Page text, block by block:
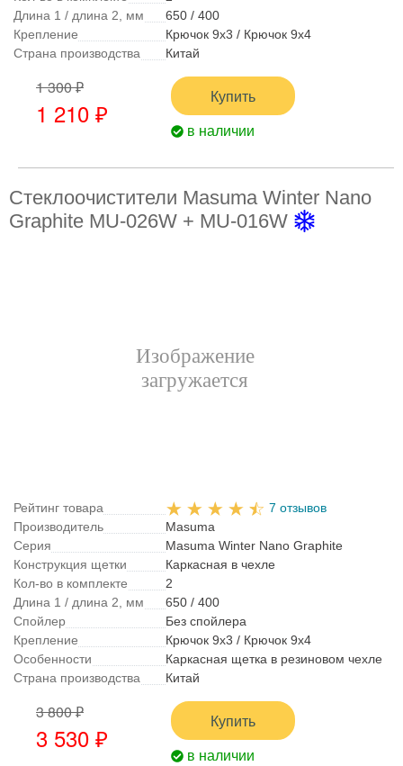
Длина 1 / длина 2, мм
650 / 400
Крепление
Крючок 9x3 / Крючок 9x4
Страна производства
Китай
1 300 ₽
1 210 ₽
Купить
в наличии
Стеклоочистители Masuma Winter Nano
Graphite MU-026W + MU-016W
Рейтинг товара
7 отзывов
Производитель
Masuma
Серия
Masuma Winter Nano Graphite
Конструкция щетки
Каркасная в чехле
Кол-во в комплекте
2
Длина 1 / длина 2, мм
650 / 400
Спойлер
Без спойлера
Крепление
Крючок 9x3 / Крючок 9x4
Особенности
Каркасная щетка в резиновом чехле
Страна производства
Китай
3 800 ₽
3 530 ₽
Купить
в наличии